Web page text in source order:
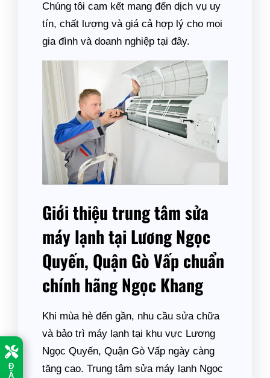
Đ
Ặ
Chúng tôi cam kết mang đến dịch vụ uy
tín, chất lượng và giá cả hợp lý cho mọi
gia đình và doanh nghiệp tại đây.
Giới thiệu trung tâm sửa
máy lạnh tại Lương Ngọc
Quyến, Quận Gò Vấp chuẩn
chính hãng Ngọc Khang
Khi mùa hè đến gần, nhu cầu sửa chữa
và bảo trì máy lạnh tại khu vực Lương
Ngọc Quyến, Quận Gò Vấp ngày càng
tăng cao. Trung tâm sửa máy lạnh Ngọc